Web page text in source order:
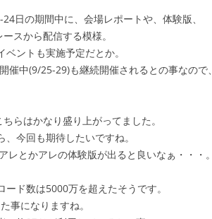
日の期間中に、会場レポートや、体験版、
スから配信する模様。
ントも実施予定だとか。
催中(9/25-29)も継続開催されるとの事なので、
らはかなり盛り上がってました。
今回も期待したいですね。
とかアレの体験版が出ると良いなぁ・・・。
ド数は5000万を超えたそうです。
事になりますね。